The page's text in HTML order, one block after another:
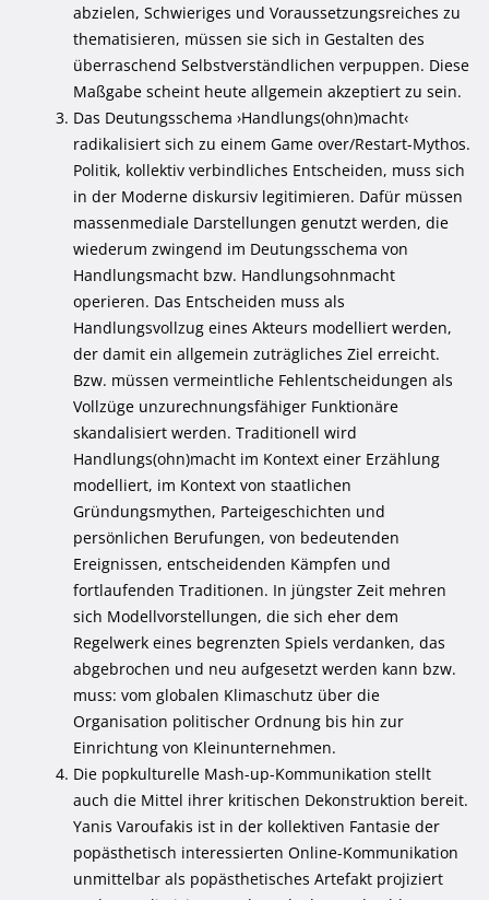
abzielen, Schwieriges und Voraussetzungsreiches zu
thematisieren, müssen sie sich in Gestalten des
überraschend Selbstverständlichen verpuppen. Diese
Maßgabe scheint heute allgemein akzeptiert zu sein.
Das Deutungsschema ›Handlungs(ohn)macht‹
radikalisiert sich zu einem Game over/Restart-Mythos.
Politik, kollektiv verbindliches Entscheiden, muss sich
in der Moderne diskursiv legitimieren. Dafür müssen
massenmediale Darstellungen genutzt werden, die
wiederum zwingend im Deutungsschema von
Handlungsmacht bzw. Handlungsohnmacht
operieren. Das Entscheiden muss als
Handlungsvollzug eines Akteurs modelliert werden,
der damit ein allgemein zuträgliches Ziel erreicht.
Bzw. müssen vermeintliche Fehlentscheidungen als
Vollzüge unzurechnungsfähiger Funktionäre
skandalisiert werden. Traditionell wird
Handlungs(ohn)macht im Kontext einer Erzählung
modelliert, im Kontext von staatlichen
Gründungsmythen, Parteigeschichten und
persönlichen Berufungen, von bedeutenden
Ereignissen, entscheidenden Kämpfen und
fortlaufenden Traditionen. In jüngster Zeit mehren
sich Modellvorstellungen, die sich eher dem
Regelwerk eines begrenzten Spiels verdanken, das
abgebrochen und neu aufgesetzt werden kann bzw.
muss: vom globalen Klimaschutz über die
Organisation politischer Ordnung bis hin zur
Einrichtung von Kleinunternehmen.
Die popkulturelle Mash-up-Kommunikation stellt
auch die Mittel ihrer kritischen Dekonstruktion bereit.
Yanis Varoufakis ist in der kollektiven Fantasie der
popästhetisch interessierten Online-Kommunikation
unmittelbar als popästhetisches Artefakt projiziert